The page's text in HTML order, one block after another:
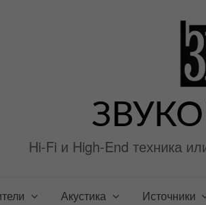
Hi-Fi и High-End техника
Акустика Источники